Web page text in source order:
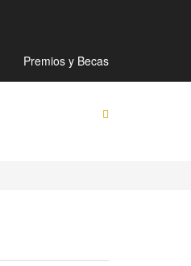
Premios y Becas
Preguntas Frecuentes